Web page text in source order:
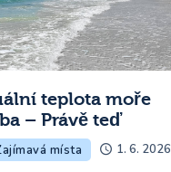
teplota moře
– Právě teď
místa 1. 6. 2026